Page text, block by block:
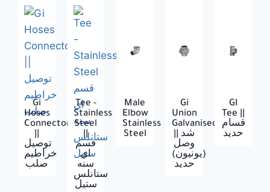
Gi
Hoses
Connector
توصيل
خراطيم
صلب
Tee -
Stainless
Steel
||
قسم
اي
سنه
ستانلس
ستيل
Male
Elbow
Stainless
Steel
Gi
Union
Galvanised
وصل
(يونيون)
حديد
GI
Tee ||
قسام
حديد